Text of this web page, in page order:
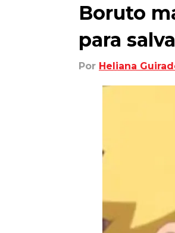
Boruto
para
Por Heliana